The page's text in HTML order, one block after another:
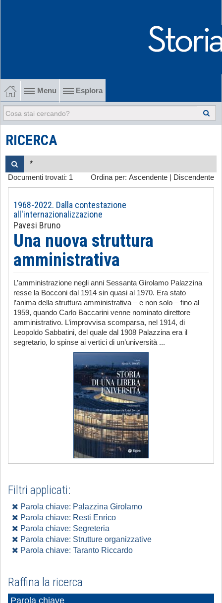
Menu Esplora
1902-1915 Gli esordi
1915-1945 Tra le due guerre
1945-1968 Dalla liberazione al '68
1968-2022 Dalla contestazione all'internazionalizzazione
-
RICERCA
Ordina per: Ascendente Discendente
Documenti trovati: 1
1968-2022. Dalla contestazione
all'internazionalizzazione
Pavesi Bruno
Una nuova struttura
amministrativa
L’amministrazione negli anni Sessanta Girolamo Palazzina
resse la Bocconi dal 1914 sin quasi al 1970. Era stato
l’anima della struttura amministrativa – e non solo – fino al
1959, quando Carlo Baccarini venne nominato direttore
amministrativo. L’improvvisa scomparsa, nel 1914, di
Leopoldo Sabbatini, del quale dal 1908 Palazzina era il
segretario, lo spinse ai vertici di un’università ...
Filtri applicati:
Parola chiave: Palazzina Girolamo
Parola chiave: Resti Enrico
Parola chiave: Segreteria
Parola chiave: Strutture organizzative
Parola chiave: Taranto Riccardo
Raffina la ricerca
Parola chiave